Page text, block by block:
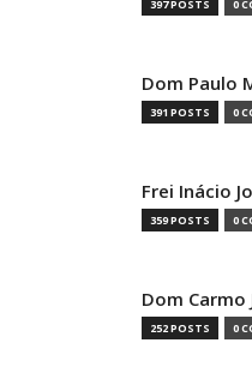
397 POSTS 0
Dom Paulo
391 POSTS 0
Frei Inácio
359 POSTS 0
Dom Carmo
252 POSTS 0